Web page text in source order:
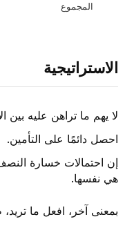
المجموع
الاستراتيجية
لا يهم ما تراهن عليه بين
احصل دائمًا على التأمين.
هي نفسها.
بمعنى آخر، افعل ما تريد،